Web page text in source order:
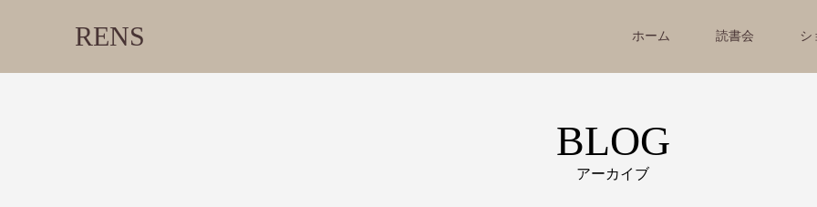
RENS ホーム 読書会 シ
BLOG
アーカイブ